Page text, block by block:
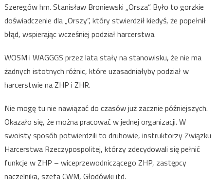
Szeregów hm. Stanisław Broniewski „Orsza”. Było to gorzkie
doświadczenie dla „Orszy”, który stwierdził kiedyś, że popełnił
błąd, wspierając wcześniej podział harcerstwa.
WOSM i WAGGGS przez lata stały na stanowisku, że nie ma
żadnych istotnych różnic, które uzasadniałyby podział w
harcerstwie na ZHP i ZHR.
Nie mogę tu nie nawiązać do czasów już zacznie późniejszych.
Okazało się, że można pracować w jednej organizacji. W
swoisty sposób potwierdzili to druhowie, instruktorzy Związku
Harcerstwa Rzeczypospolitej, którzy zdecydowali się pełnić
funkcje w ZHP – wiceprzewodniczącego ZHP, zastępcy
naczelnika, szefa CWM, Głodówki itd.